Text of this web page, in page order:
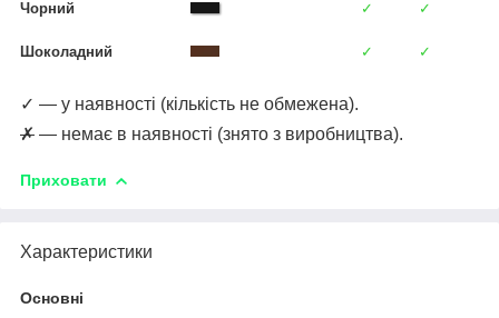
Чорний ✓ ✓
Шоколадний ✓ ✓
✓ — у наявності (кількість не обмежена).
✗ — немає в наявності (знято з виробництва).
Приховати
Характеристики
Основні